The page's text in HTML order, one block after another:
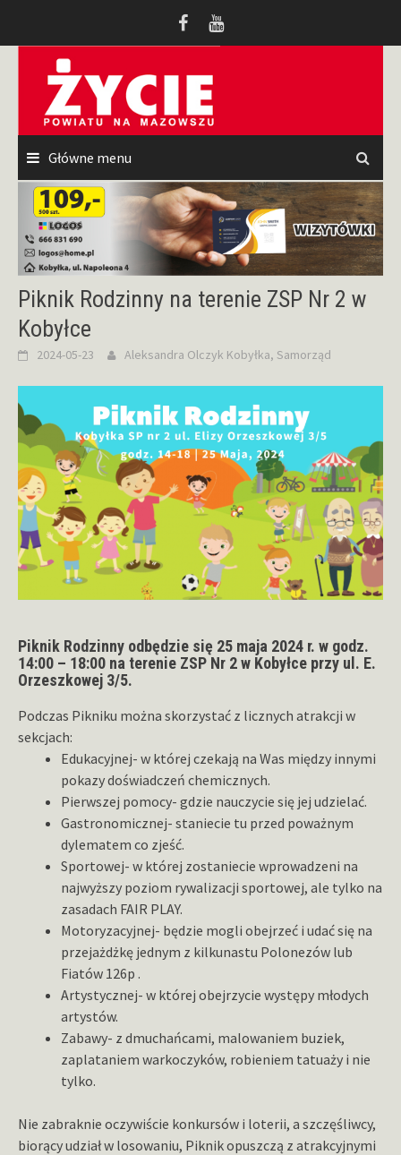
Główne menu
Piknik Rodzinny na terenie ZSP Nr 2 w
Kobyłce
2024-05-23 Aleksandra Olczyk Kobyłka, Samorząd
Piknik Rodzinny odbędzie się 25 maja 2024 r. w godz.
14:00 – 18:00 na terenie ZSP Nr 2 w Kobyłce przy ul. E.
Orzeszkowej 3/5.
Podczas Pikniku można skorzystać z licznych atrakcji w
sekcjach:
Edukacyjnej- w której czekają na Was między innymi
pokazy doświadczeń chemicznych.
Pierwszej pomocy- gdzie nauczycie się jej udzielać.
Gastronomicznej- staniecie tu przed poważnym
dylematem co zjeść.
Sportowej- w której zostaniecie wprowadzeni na
najwyższy poziom rywalizacji sportowej, ale tylko na
zasadach FAIR PLAY.
Motoryzacyjnej- będzie mogli obejrzeć i udać się na
przejażdżkę jednym z kilkunastu Polonezów lub
Fiatów 126p .
Artystycznej- w której obejrzycie występy młodych
artystów.
Zabawy- z dmuchańcami, malowaniem buziek,
zaplataniem warkoczyków, robieniem tatuaży i nie
tylko.
Nie zabraknie oczywiście konkursów i loterii, a szczęśliwcy,
biorący udział w losowaniu, Piknik opuszczą z atrakcyjnymi